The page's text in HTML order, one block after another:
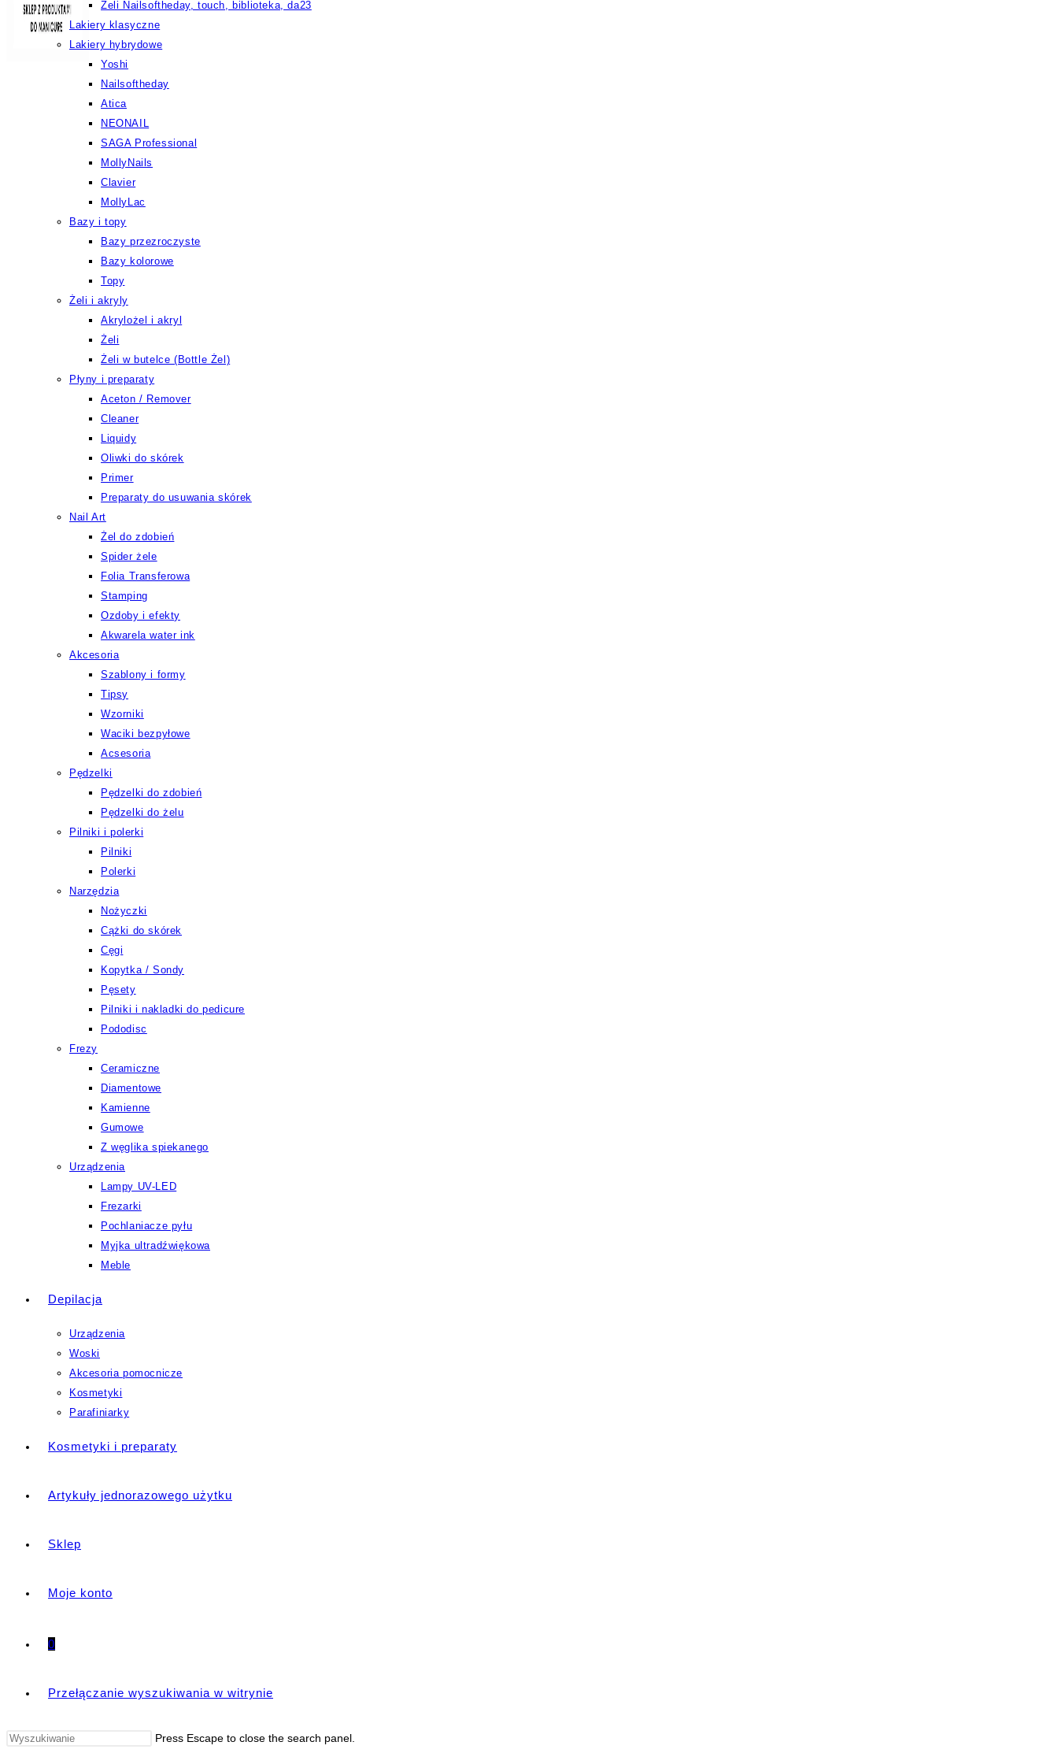
Żeli Nailsoftheday, touch, biblioteka, da23
Lakiery klasyczne
Lakiery hybrydowe
Yoshi
Nailsoftheday
Atica
NEONAIL
SAGA Professional
MollyNails
Clavier
MollyLac
Bazy i topy
Bazy przezroczyste
Bazy kolorowe
Topy
Żeli i akryly
Akrylożel i akryl
Żeli
Żeli w butelce (Bottle Żel)
Płyny i preparaty
Aceton / Remover
Cleaner
Liquidy
Oliwki do skórek
Primer
Preparaty do usuwania skórek
Nail Art
Żel do zdobień
Spider żele
Folia Transferowa
Stamping
Ozdoby i efekty
Akwarela water ink
Akcesoria
Szablony i formy
Tipsy
Wzorniki
Waciki bezpyłowe
Acsesoria
Pędzelki
Pędzelki do zdobień
Pędzelki do żelu
Pilniki i polerki
Pilniki
Polerki
Narzędzia
Nożyczki
Cążki do skórek
Cęgi
Kopytka / Sondy
Pęsety
Pilniki i nakladki do pedicure
Pododisc
Frezy
Ceramiczne
Diamentowe
Kamienne
Gumowe
Z węglika spiekanego
Urządzenia
Lampy UV-LED
Frezarki
Pochlaniacze pyłu
Myjka ultradźwiękowa
Meble
Depilacja
Urządzenia
Woski
Akcesoria pomocnicze
Kosmetyki
Parafiniarky
Kosmetyki i preparaty
Artykuły jednorazowego użytku
Sklep
Moje konto
0
Przełączanie wyszukiwania w witrynie
Press Escape to close the search panel.